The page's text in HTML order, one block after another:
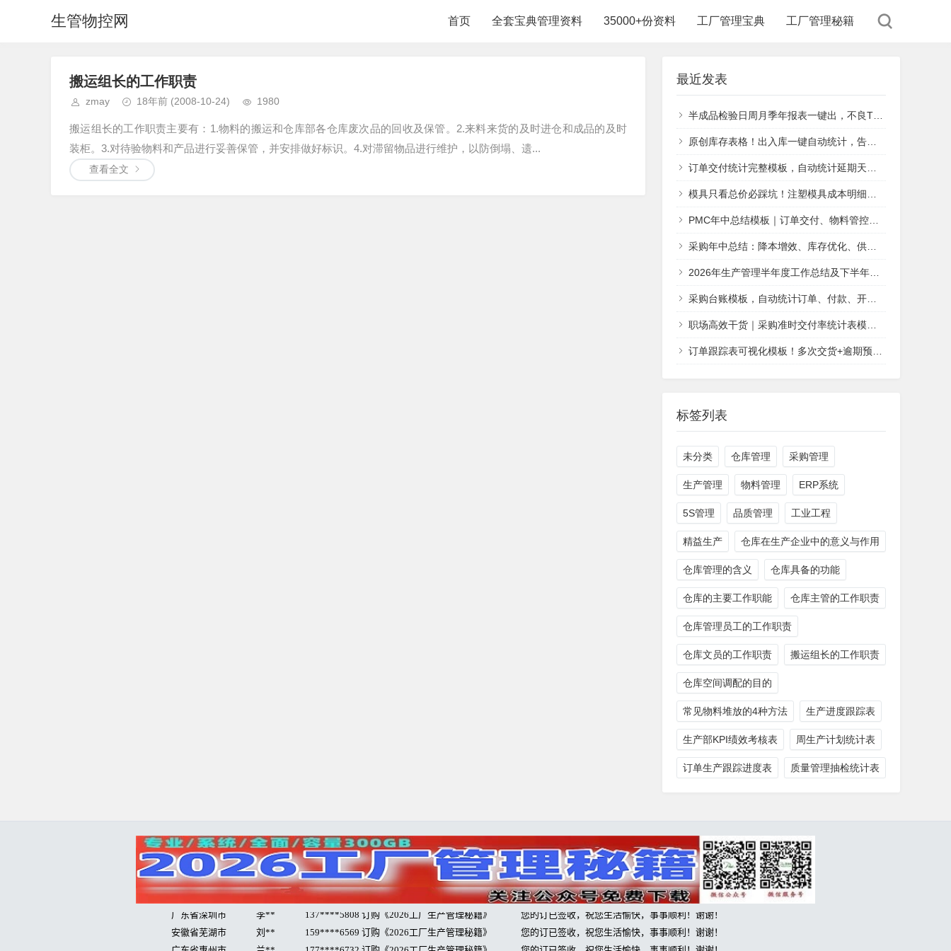
生管物控网 首页 全套宝典管理资料 35000+份资料 工厂管理宝典 工厂管理秘籍
搬运组长的工作职责
zmay 18年前 (2008-10-24) 1980
搬运组长的工作职责主要有：1.物料的搬运和仓库部各仓库废次品的回收及保管。2.来料来货的及时进仓和成品的及时
装柜。3.对待验物料和产品进行妥善保管，并安排做好标识。4.对滞留物品进行维护，以防倒塌、遗...
查看全文
最近发表
半成品检验日周月季年报表一键出，不良TOP3自动追
原创库存表格！出入库一键自动统计，告别手工汇总
订单交付统计完整模板，自动统计延期天数、交付达成率
模具只看总价必踩坑！注塑模具成本明细报价单（附模板），采购核对报价专用
PMC年中总结模板｜订单交付、物料管控、新产线落地工作汇报
采购年中总结：降本增效、库存优化、供应链风险防控方案
2026年生产管理半年度工作总结及下半年工作计划
采购台账模板，自动统计订单、付款、开票数据
职场高效干货｜采购准时交付率统计表模板，新手也能零失误统计
订单跟踪表可视化模板！多次交货+逾期预警一步到位！
标签列表
未分类 仓库管理 采购管理
生产管理 物料管理 ERP系统
5S管理 品质管理 工业工程
精益生产 仓库在生产企业中的意义与作用
仓库管理的含义 仓库具备的功能
仓库的主要工作职能 仓库主管的工作职责
仓库管理员工的工作职责
仓库文员的工作职责 搬运组长的工作职责
仓库空间调配的目的
常见物料堆放的4种方法 生产进度跟踪表
生产部KPI绩效考核表 周生产计划统计表
订单生产跟踪进度表 质量管理抽检统计表